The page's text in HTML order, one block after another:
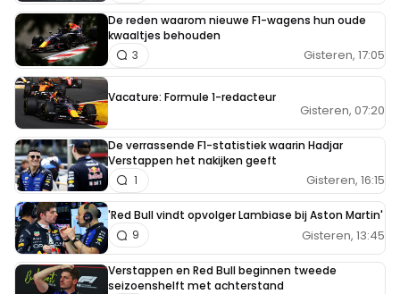
De reden waarom nieuwe F1-wagens hun oude
kwaaltjes behouden
Gisteren, 17:05
3
Vacature: Formule 1-redacteur
Gisteren, 07:20
De verrassende F1-statistiek waarin Hadjar
Verstappen het nakijken geeft
Gisteren, 16:15
1
'Red Bull vindt opvolger Lambiase bij Aston Martin'
Gisteren, 13:45
9
Verstappen en Red Bull beginnen tweede
seizoenshelft met achterstand